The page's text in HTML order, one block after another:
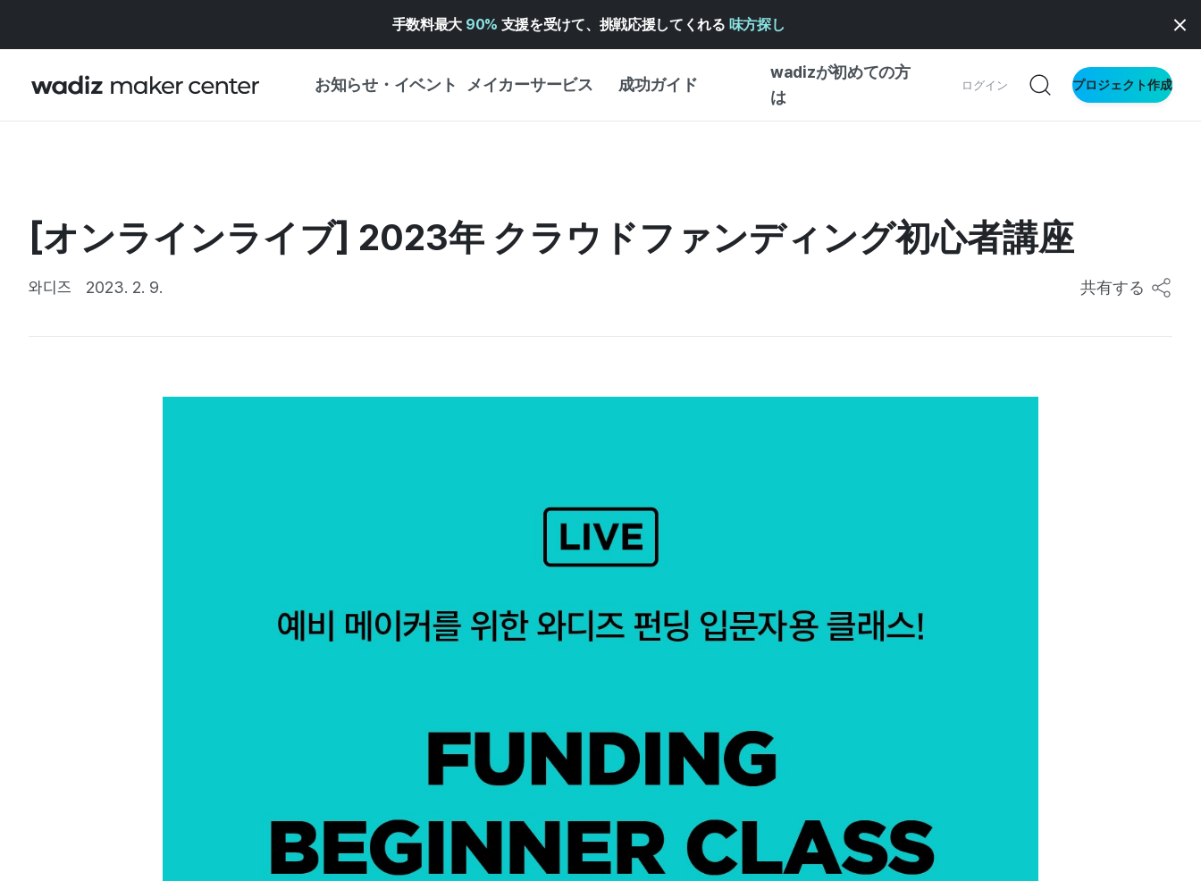
手数料最大 90% 支援を受けて、挑戦応援してくれる 味方探し
お知らせ・イベント メイカーサービス 成功ガイド
wadizが初めての方
は
ログイン プロジェクト作成
マイワディズ
重要なお知らせ
プレスリリース
企画展カレンダー
ヘルプセンター ↗︎
WADIZアワード ↗︎
WADIZ・スクール
成功ストーリー
体験型
創作型
[オンラインライブ] 2023年 クラウドファンディング初心者講座
와디즈 2023. 2. 9. 共有する